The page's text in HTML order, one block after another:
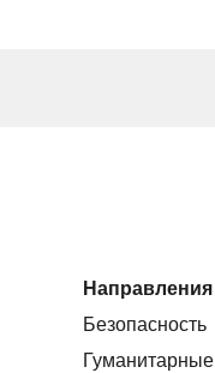
Направления
Безопасность